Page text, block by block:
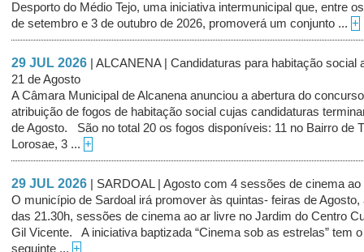
Desporto do Médio Tejo, uma iniciativa intermunicipal que, entre
de setembro e 3 de outubro de 2026, promoverá um conjunto ... +
29 JUL 2026
| ALCANENA | Candidaturas para habitação social
21 de Agosto
A Câmara Municipal de Alcanena anunciou a abertura do
atribuição de fogos de habitação social cujas candidaturas
de Agosto. São no total 20 os fogos disponíveis: 11 no Bairro de
Lorosae, 3 ... +
29 JUL 2026
| SARDOAL | Agosto com 4 sessões de cinema ao
O município de Sardoal irá promover às quintas- feiras de Agosto,
das 21.30h, sessões de cinema ao ar livre no Jardim do Centro
Gil Vicente. A iniciativa baptizada “Cinema sob as estrelas” tem o
seguinte ... +